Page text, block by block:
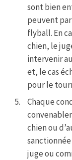
sont bien
peuvent
flyball. En
chien, le
intervenir
et, le cas
pour le
Chaque
chien ou
juge ou